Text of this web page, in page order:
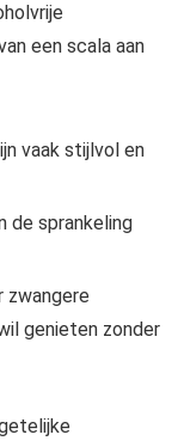
een scala aan
vaak stijlvol en
de sprankeling
zwangere
genieten zonder